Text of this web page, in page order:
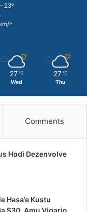
23º
h
27 ℃
Wed
27 ℃
Thu
Comments
Hodi Dezenvolve
Hasa’e Kustu
$30, Amu Vigario